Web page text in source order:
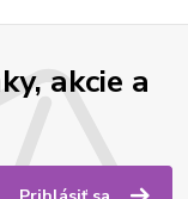
akcie a